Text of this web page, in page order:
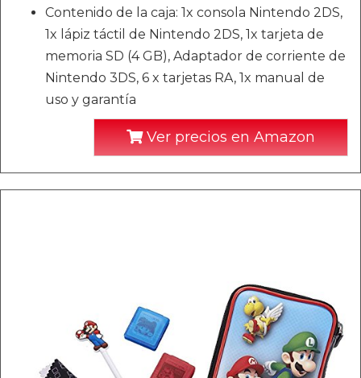
Contenido de la caja: 1x consola Nintendo 2DS,
1x lápiz táctil de Nintendo 2DS, 1x tarjeta de
memoria SD (4 GB), Adaptador de corriente de
Nintendo 3DS, 6 x tarjetas RA, 1x manual de
uso y garantía
Ver precios en Amazon